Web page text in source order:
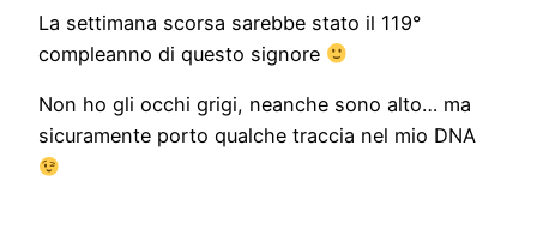
La settimana scorsa sarebbe stato il 119°
compleanno di questo signore
Non ho gli occhi grigi, neanche sono alto… ma
sicuramente porto qualche traccia nel mio DNA